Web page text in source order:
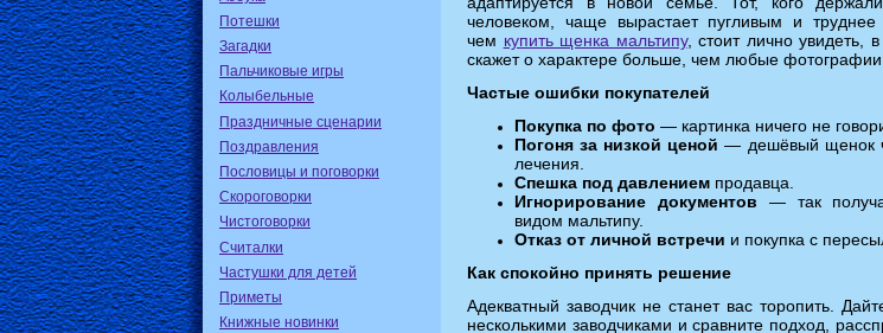
Потешки
Загадки
Пальчиковые игры
Колыбельные
Праздничные сценарии
Поздравления
Пословицы и поговорки
Скороговорки
Чистоговорки
Считалки
Частушки для детей
Приметы
Книжные новинки
человеком, чаще вырастает пугливым и
чем купить щенка мальтипу, стоит лично увидеть,
скажет о характере больше, чем любые
Частые ошибки покупателей
Покупка по фото — картинка ничего не
Погоня за низкой ценой — дешёвый щенок
лечения.
Спешка под давлением продавца.
Игнорирование документов — так
видом мальтипу.
Отказ от личной встречи и покупка с
Как спокойно принять решение
Адекватный заводчик не станет вас торопить.
несколькими заводчиками и сравните подход,